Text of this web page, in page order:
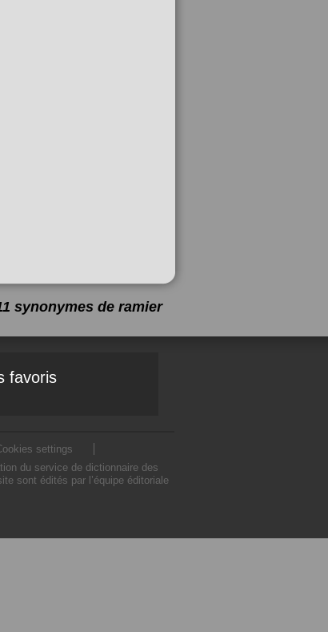
synonymes de ramier
favoris
settings
du service de dictionnaire des
sont édités par l’équipe éditoriale